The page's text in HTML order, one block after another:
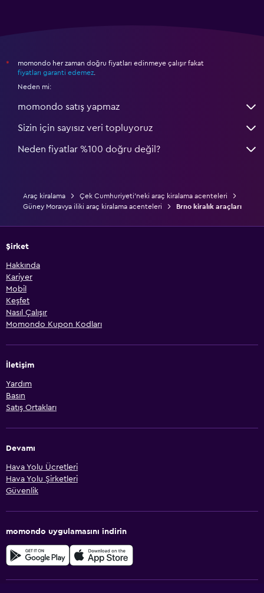
*
momondo her zaman doğru fiyatları edinmeye çalışır fakat
fiyatları garanti edemez
Neden mi:
momondo satış yapmaz
Sizin için sayısız veri topluyoruz
Neden fiyatlar %100 doğru değil?
Araç kiralama
Çek Cumhuriyeti'neki araç kiralama acenteleri
Güney Moravya iliki araç kiralama acenteleri
Brno kiralık araçları
Şirket
Hakkında
Kariyer
Mobil
Keşfet
Nasıl Çalışır
Momondo Kupon Kodları
İletişim
Yardım
Basın
Satış Ortakları
Devamı
Hava Yolu Ücretleri
Hava Yolu Şirketleri
Güvenlik
momondo uygulamasını indirin